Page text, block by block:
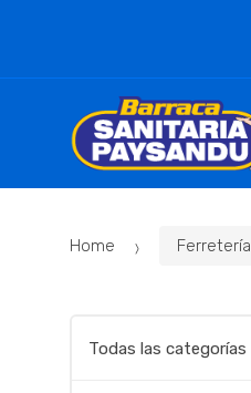
Home Ferretería
Todas las categorías